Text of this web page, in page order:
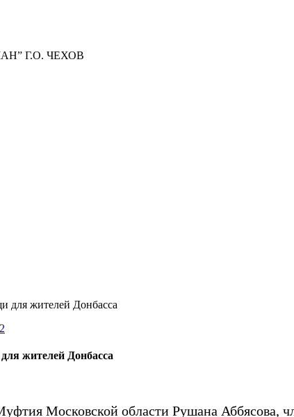
Г.О. ЧЕХОВ
для жителей Донбасса
жителей Донбасса
Московской области Рушана Аббясова,